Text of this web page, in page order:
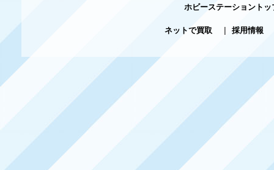
ホビーステーショントッ
ネットで買取
| 採用情報